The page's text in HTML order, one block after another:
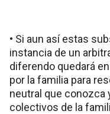
• Si aun así estas
instancia de un
diferendo quedará
por la familia para
neutral que conozca
colectivos de la